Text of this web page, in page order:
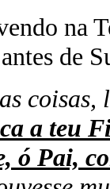
na
de
a teu
ó Pai,